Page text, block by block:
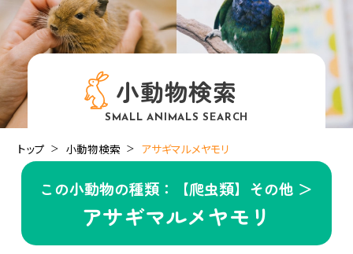
小動物検索
SMALL ANIMALS SEARCH
トップ 小動物検索 アサギマルメヤモリ
この小動物の種類：【爬虫類】その他 ＞
アサギマルメヤモリ